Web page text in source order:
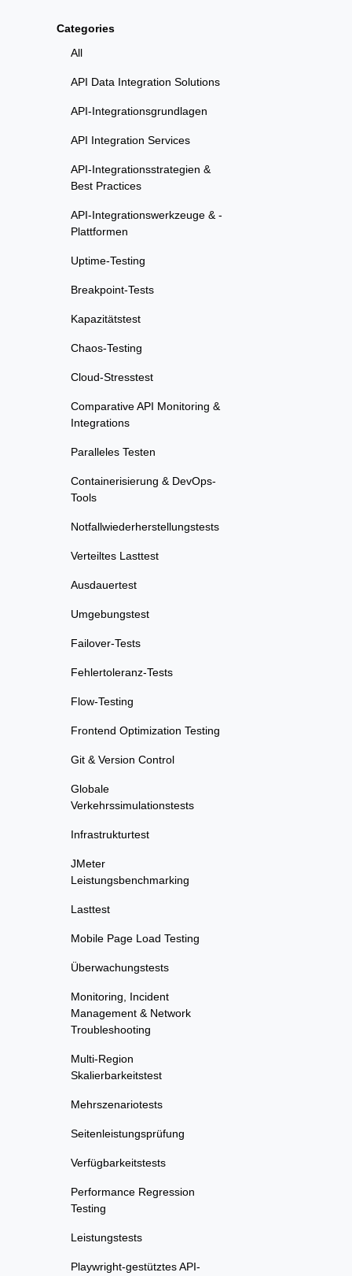
Categories
All
API Data Integration Solutions
API-Integrationsgrundlagen
API Integration Services
API-Integrationsstrategien &
Best Practices
API-Integrationswerkzeuge & -
Plattformen
Uptime-Testing
Breakpoint-Tests
Kapazitätstest
Chaos-Testing
Cloud-Stresstest
Comparative API Monitoring &
Integrations
Paralleles Testen
Containerisierung & DevOps-
Tools
Notfallwiederherstellungstests
Verteiltes Lasttest
Ausdauertest
Umgebungstest
Failover-Tests
Fehlertoleranz-Tests
Flow-Testing
Frontend Optimization Testing
Git & Version Control
Globale
Verkehrssimulationstests
Infrastrukturtest
JMeter
Leistungsbenchmarking
Lasttest
Mobile Page Load Testing
Überwachungstests
Monitoring, Incident
Management & Network
Troubleshooting
Multi-Region
Skalierbarkeitstest
Mehrszenariotests
Seitenleistungsprüfung
Verfügbarkeitstests
Performance Regression
Testing
Leistungstests
Playwright-gestütztes API-